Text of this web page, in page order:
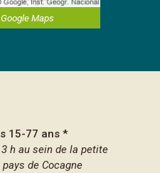
Maps
15-77 ans *
h au sein de la petite
de Cocagne